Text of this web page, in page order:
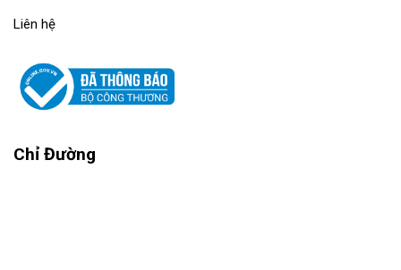
Liên hệ
Chỉ Đường